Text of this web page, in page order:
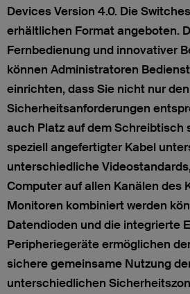
Devices Version 4.0. Die
erhältlichen Format angeboten.
Fernbedienung und innovativer
können Administratoren
einrichten, dass Sie nicht nur den
Sicherheitsanforderungen
auch Platz auf dem Schreibtisch
speziell angefertigter Kabel
unterschiedliche
Computer auf allen Kanälen des
Monitoren kombiniert werden
Datendioden und die integrierte
Peripheriegeräte ermöglichen
sichere gemeinsame Nutzung
unterschiedlichen